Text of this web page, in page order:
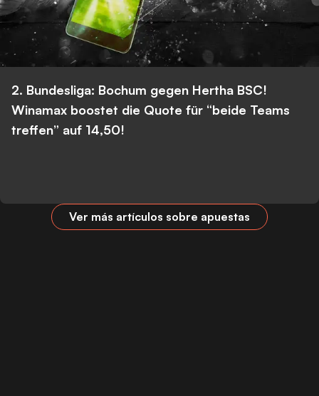
2. Bundesliga: Bochum gegen Hertha BSC!
Winamax boostet die Quote für “beide Teams
treffen” auf 14,50!
Ver más artículos sobre apuestas